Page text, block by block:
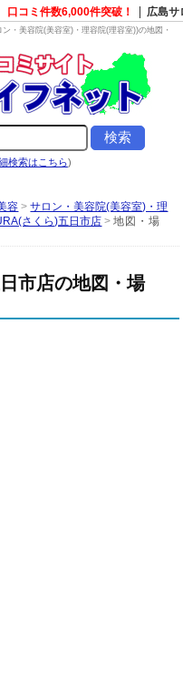
口コミ件数6,000件突破！ 広島サ
ン・美容院(美容室)・理容院(理容室))の地図・
検索はこちら)
容 >サロン・美容院(美容室)・理
さくら)五日市店 >地図・場
市店の地図・場